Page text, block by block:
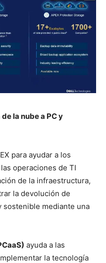
la nube a PC y
para ayudar a los
operaciones de TI
de la infraestructura,
la devolución de
mediante una
ayuda a las
la tecnología